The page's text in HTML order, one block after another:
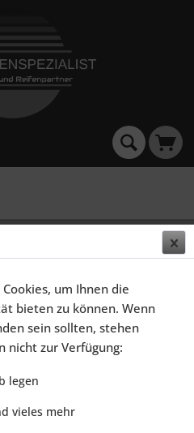
TH-LINE FÜR MATRA
um Ihnen die
bieten zu können. Wenn
sein sollten, stehen
nicht zur Verfügung:
legen
vieles mehr